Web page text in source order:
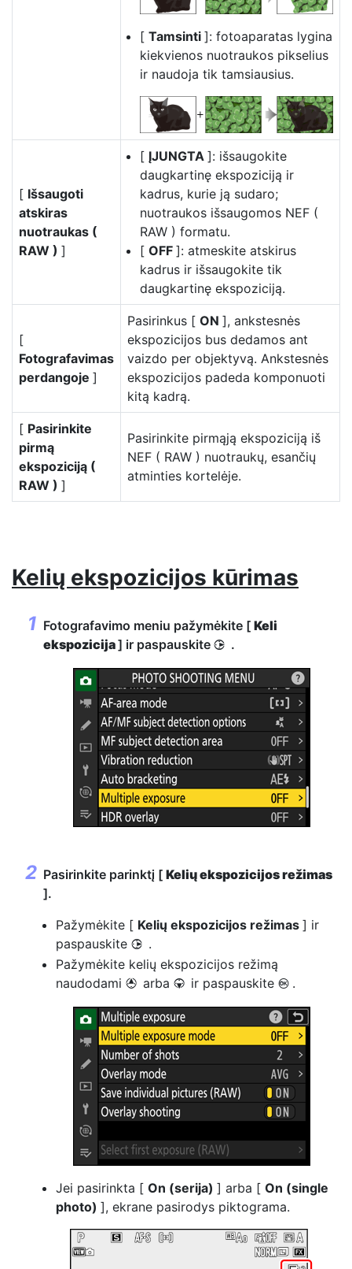
[ Tamsinti ]: fotoaparatas lygina
kiekvienos nuotraukos pikselius
ir naudoja tik tamsiausius.
[ Išsaugoti
atskiras
nuotraukas (
RAW ) ]
[ ĮJUNGTA ]: išsaugokite
daugkartinę ekspoziciją ir
kadrus, kurie ją sudaro;
nuotraukos išsaugomos NEF (
RAW ) formatu.
[ OFF ]: atmeskite atskirus
kadrus ir išsaugokite tik
daugkartinę ekspoziciją.
[
Fotografavimas
perdangoje ]
Pasirinkus [ ON ], ankstesnės
ekspozicijos bus dedamos ant
vaizdo per objektyvą. Ankstesnės
ekspozicijos padeda komponuoti
kitą kadrą.
[ Pasirinkite
pirmą
ekspoziciją (
RAW ) ]
Pasirinkite pirmąją ekspoziciją iš
NEF ( RAW ) nuotraukų, esančių
atminties kortelėje.
Kelių ekspozicijos kūrimas
Fotografavimo meniu pažymėkite [ Keli
ekspozicija] ir paspauskite 2 .
Pasirinkite parinktį [ Kelių ekspozicijos režimas
].
Pažymėkite [ Kelių ekspozicijos režimas ] ir
paspauskite 2 .
Pažymėkite kelių ekspozicijos režimą
naudodami 1 arba 3 ir paspauskite J .
Jei pasirinkta [ On (serija) ] arba [ On (single
photo) ], ekrane pasirodys piktograma.